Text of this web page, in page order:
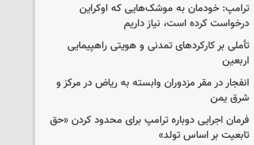
ترامپ: خودمان به موشک‌هایی که اوکراین
درخواست کرده است، نیاز داریم
تأملی بر کارکردهای تمدنی و هویتی راهپیمایی
اربعین
انفجار در مقر مزدوران وابسته به ریاض در مرکز و
شرق یمن
فرمان اجرایی دوباره ترامپ برای محدود کردن «حق
تابعیت بر اساس تولد»